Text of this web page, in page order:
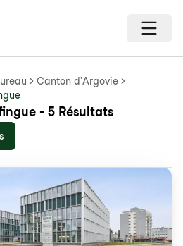
Canton d'Argovie
- 5 Résultats